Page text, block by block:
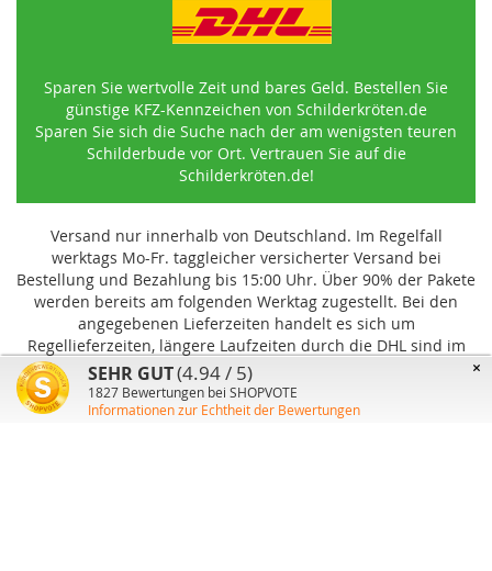
Sparen Sie wertvolle Zeit und bares Geld. Bestellen Sie
günstige KFZ-Kennzeichen von Schilderkröten.de
Sparen Sie sich die Suche nach der am wenigsten teuren
Schilderbude vor Ort. Vertrauen Sie auf die
Schilderkröten.de!
Versand nur innerhalb von Deutschland. Im Regelfall
werktags Mo-Fr. taggleicher versicherter Versand bei
Bestellung und Bezahlung bis 15:00 Uhr. Über 90% der Pakete
werden bereits am folgenden Werktag zugestellt. Bei den
angegebenen Lieferzeiten handelt es sich um
Regellieferzeiten, längere Laufzeiten durch die DHL sind im
Einzelfall möglich und können von uns nicht beeinflusst
werden.
×
SEHR GUT(4.94 / 5)
1827 Bewertungen bei SHOPVOTE
Informationen zur Echtheit der Bewertungen